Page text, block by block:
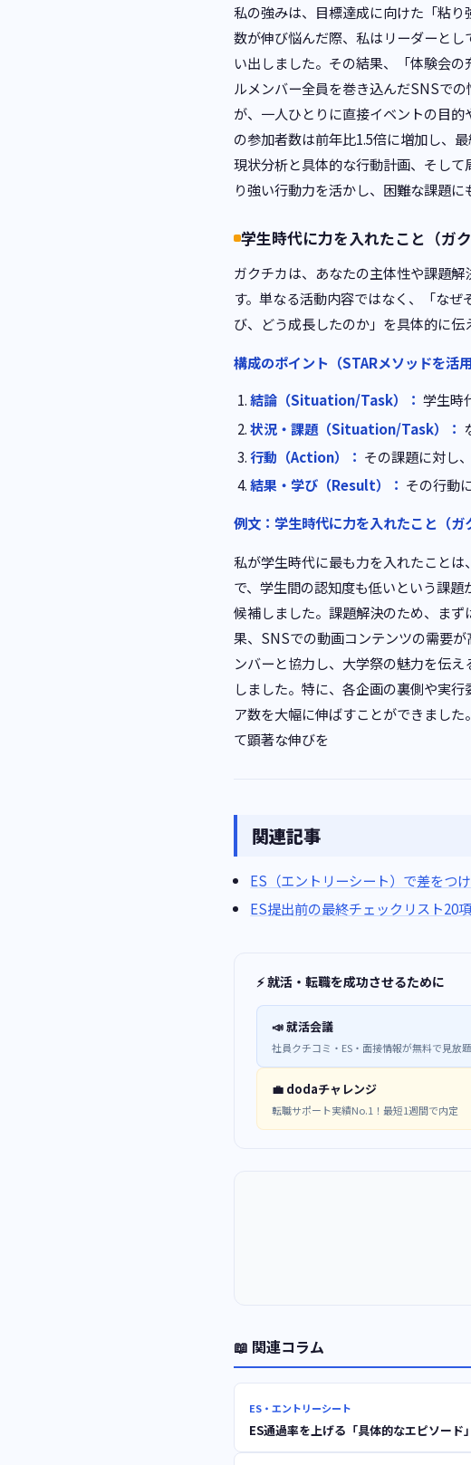
私の強みは、目標達成に向けた「粘
数が伸び悩んだ際、私はリーダーと
い出しました。その結果、「体験会
ルメンバー全員を巻き込んだSNSで
が、一人ひとりに直接イベントの目
の参加者数は前年比1.5倍に増加し、
現状分析と具体的な行動計画、そし
り強い行動力を活かし、困難な課題
学生時代に力を入れたこと（ガ
ガクチカは、あなたの主体性や課題
す。単なる活動内容ではなく、「な
び、どう成長したのか」を具体的に伝
構成のポイント（STARメソッドを活
結論（Situation/Task）： 学生時
状況・課題（Situation/Task）：
行動（Action）： その課題に対し
結果・学び（Result）： その行動
例文：学生時代に力を入れたこと（ガ
私が学生時代に最も力を入れたこと
で、学生間の認知度も低いという課
候補しました。課題解決のため、ま
果、SNSでの動画コンテンツの需要
ンバーと協力し、大学祭の魅力を伝
しました。特に、各企画の裏側や実
ア数を大幅に伸ばすことができまし
て顕著な伸びを
関連記事
ES（エントリーシート）で差をつ
ES提出前の最終チェックリスト20
⚡ 就活・転職を成功させるために
📣 就活会議
社員クチコミ・ES・面接情報が無料で見放題
💼 dodaチャレンジ
転職サポート実績No.1！最短1週間で内定
📖 関連コラム
ES・エントリーシート
ES通過率を上げる「具体的なエピソード